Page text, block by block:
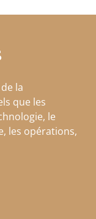
la
que les
le
les opérations,